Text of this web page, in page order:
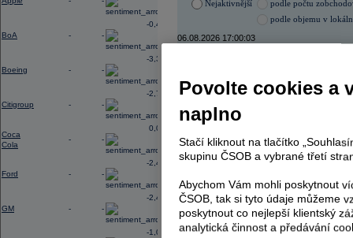
BoA - -
-0,40
Boeing - -
-3,33
Citigroup - -
-2,78
Coca
Cola
- -
0,02
Ford - -
-2,41
GM - -
-2,49
-1,06
Nejaktivnější
podle počtu
podle objemu v
06.08.2026 17:00:03
ČEZ
TMR
PHILIP MORRIS ČR
AD index - vývoj
Region
select
Odeslat
Povolte cookies a
naplno
Stačí kliknout na tlačítko
skupinu ČSOB a vybrané třetí
Abychom Vám mohli poskytnout
ČSOB, tak si tyto údaje můžeme
poskytnout co nejlepší klientský
analytická činnost a předávání